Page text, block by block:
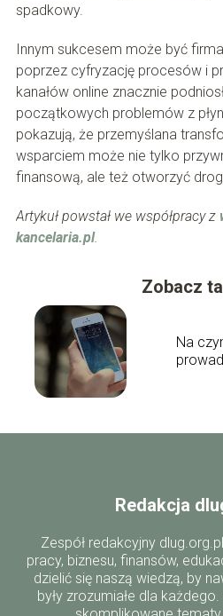
spadkowy.
Innym sukcesem może być
poprzez cyfryzację procesów i
kanałów online znacznie
początkowych problemów z
pokazują, że przemyślana
wsparciem może nie tylko
finansową, ale też otworzyć
Artykuł powstał we współpracy z
kancelaria.pl.
Zobacz
Na
Redakcja
Zespół redakcyjny
pracy, biznesu, finansów,
dzielić się naszą wiedzą, by
były zrozumiałe dla